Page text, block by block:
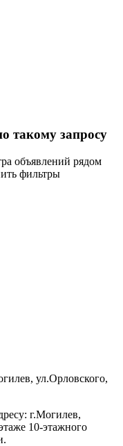
такому запросу
объявлений рядом
фильтры
ул.Орловского,
г.Могилев,
10-этажного